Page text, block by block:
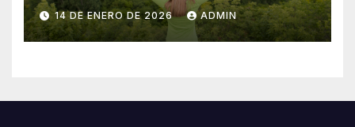
14 DE ENERO DE 2026 ADMIN